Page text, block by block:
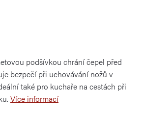
podšívkou chrání čepel před
bezpečí při uchovávání nožů v
také pro kuchaře na cestách při
Více informací